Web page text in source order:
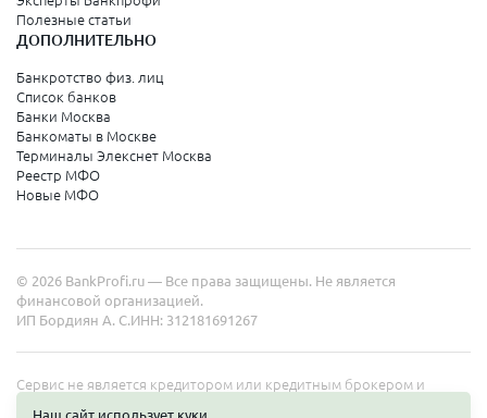
Полезные статьи
ДОПОЛНИТЕЛЬНО
Банкротство физ. лиц
Список банков
Банки Москва
Банкоматы в Москве
Терминалы Элекснет Москва
Реестр МФО
Новые МФО
© 2026 BankProfi.ru — Все права защищены. Не является
финансовой организацией.
ИП Бордиян А. С.ИНН: 312181691267
Сервис не является кредитором или кредитным брокером и
Наш сайт использует куки